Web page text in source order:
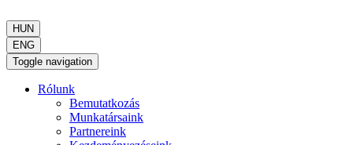
HUN
ENG
Toggle navigation
Rólunk
Bemutatkozás
Munkatársaink
Partnereink